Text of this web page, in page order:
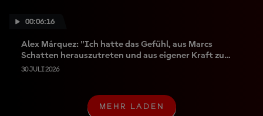
00:06:16
Alex Márquez: "Ich hatte das Gefühl, aus Marcs
Schatten herauszutreten und aus eigener Kraft zu
glänzen."
30 JULI 2026
M
MEHR LADEN